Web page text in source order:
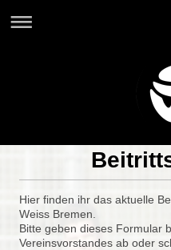
Hier finden ihr das aktuelle
Weiss Bremen.
Bitte geben dieses Formular
Vereinsvorstandes ab oder